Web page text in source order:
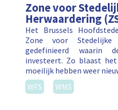
Zone voor
Herwaardering
Het Brussels
Zone voor Stedelijke
gedefinieerd waarin
investeert. Zo blaast
moeilijk hebben weer
WFS
WMS